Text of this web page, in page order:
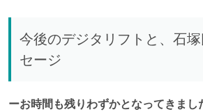
今後のデジタリフトと、石
セージ
ーお時間も残りわずかとなってきまし